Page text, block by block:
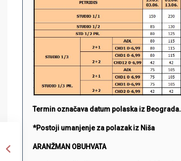
Termin označava datum polaska iz Beograda.
*Postoji umanjenje za polazak iz Niša
ARANŽMAN OBUHVATA